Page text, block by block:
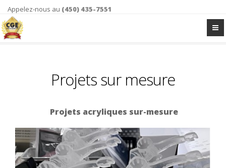
Appelez-nous au (450) 435-7551
Projets sur mesure
Projets acryliques sur-mesure